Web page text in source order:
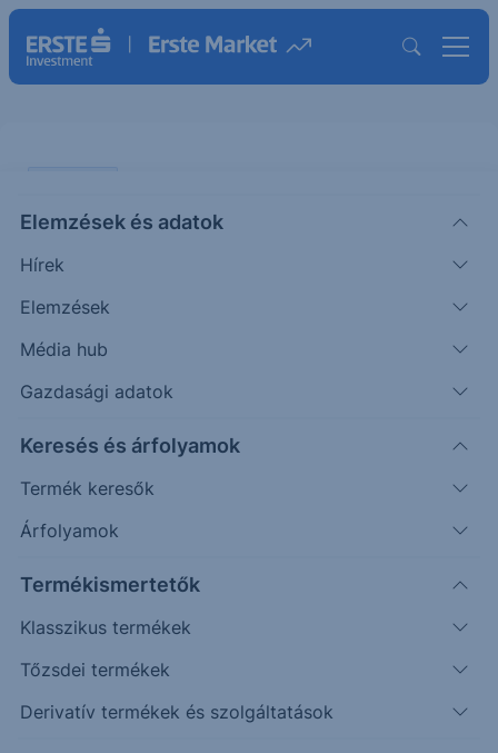
Elemzések és adatok
Hírek
Elemzések
Média hub
Gazdasági adatok
Keresés és árfolyamok
Termék keresők
Árfolyamok
Termékismertetők
Klasszikus termékek
Tőzsdei termékek
Derivatív termékek és szolgáltatások
közzé 2026. első negyedéves eredményét.
A Magyar Telekom ma tőzsdezárás után teszi közzé
Kapcsolódó termék
2790